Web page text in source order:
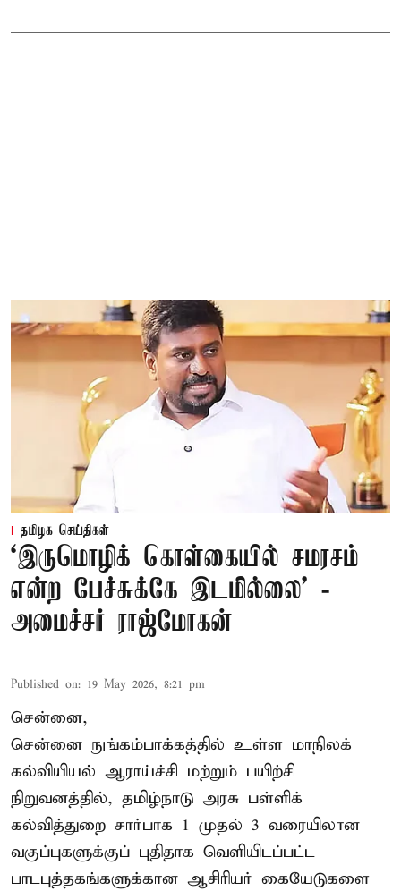
தமிழக செய்திகள்
‘இருமொழிக் கொள்கையில் சமரசம்
என்ற பேச்சுக்கே இடமில்லை’ -
அமைச்சர் ராஜ்மோகன்
Published on: 19 May 2026, 8:21 pm
சென்னை,
சென்னை நுங்கம்பாக்கத்தில் உள்ள மாநிலக்
கல்வியியல் ஆராய்ச்சி மற்றும் பயிற்சி
நிறுவனத்தில், தமிழ்நாடு அரசு பள்ளிக்
கல்வித்துறை சார்பாக 1 முதல் 3 வரையிலான
வகுப்புகளுக்குப் புதிதாக வெளியிடப்பட்ட
பாடபுத்தகங்களுக்கான ஆசிரியர் கையேடுகளை